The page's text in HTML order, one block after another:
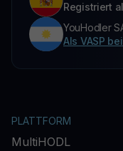
Registriert
YouHodler
Als VASP
PLATTFORM
MultiHODL